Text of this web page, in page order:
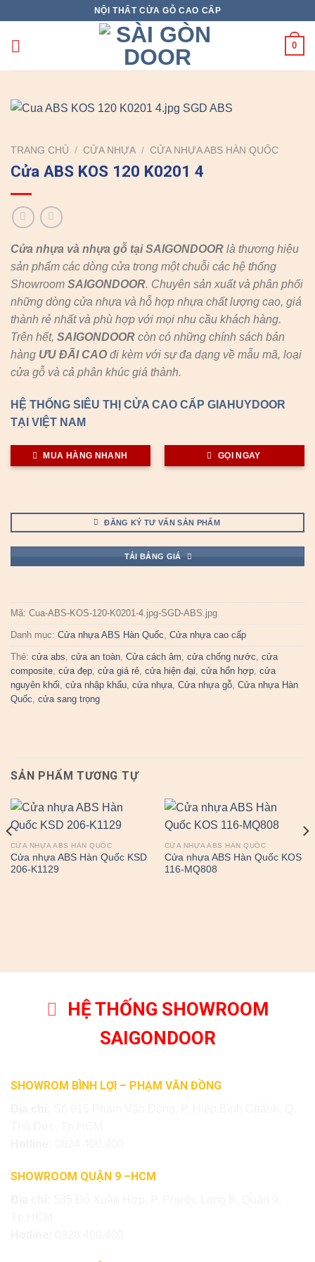
content
NỘI THẤT CỬA GỖ CAO CẤP
0
TRANG CHỦ / CỬA NHỰA / CỬA NHỰA ABS HÀN QUỐC
Cửa ABS KOS 120 K0201 4
Cửa nhựa và nhựa gỗ tại SAIGONDOOR là thương hiệu
sản phẩm các dòng cửa trong một chuỗi các hệ thống
Showroom SAIGONDOOR. Chuyên sản xuất và phân phối
những dòng cửa nhựa và hỗ hợp nhựa chất lượng cao, giá
thành rẻ nhất và phù hợp với mọi nhu cầu khách hàng.
Trên hết, SAIGONDOOR còn có những chính sách bán
hàng ƯU ĐÃI CAO đi kèm với sự đa dạng về mẫu mã, loại
cửa gỗ và cả phân khúc giá thành.
HỆ THỐNG SIÊU THỊ CỬA CAO CẤP GIAHUYDOOR
TẠI VIỆT NAM
MUA HÀNG NHANH GỌI NGAY
ĐĂNG KÝ TƯ VẤN SẢN PHẨM
TẢI BẢNG GIÁ
Mã: Cua-ABS-KOS-120-K0201-4.jpg-SGD-ABS.jpg
Danh mục: Cửa nhựa ABS Hàn Quốc, Cửa nhựa cao cấp
Thẻ: cửa abs, cửa an toàn, Cửa cách âm, cửa chống nước, cửa
composite, cửa đẹp, cửa giá rẻ, cửa hiện đại, cửa hổn hợp, cửa
nguyên khối, cửa nhập khẩu, cửa nhựa, Cửa nhựa gỗ, Cửa nhựa Hàn
Quốc, cửa sang trọng
SẢN PHẨM TƯƠNG TỰ
CỬA NHỰA ABS HÀN QUỐC
Cửa nhựa ABS Hàn Quốc KSD
206-K1129
CỬA NHỰA ABS HÀN QUỐC
Cửa nhựa ABS Hàn Quốc KOS
116-MQ808
HỆ THỐNG SHOWROOM
SAIGONDOOR
SHOWROM BÌNH LỢI – PHẠM VĂN ĐỒNG
SHOWROOM QUẬN 9 –HCM